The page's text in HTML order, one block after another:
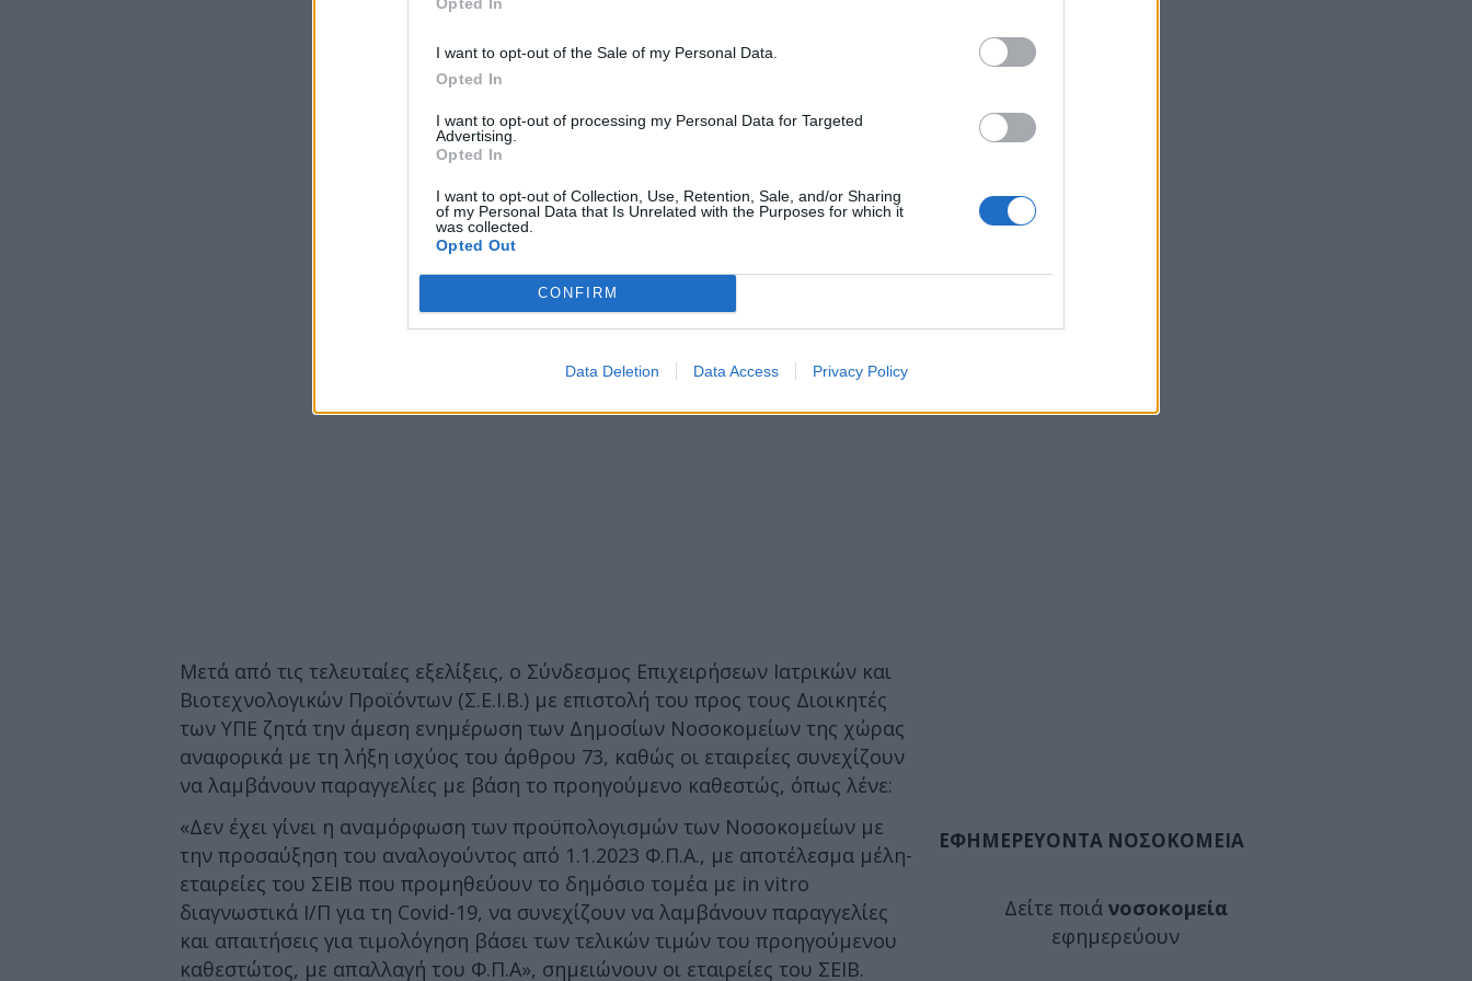
I want to opt-out of the Sale of my Personal Data.
Opted In
I want to opt-out of processing my Personal Data for Targeted
Advertising.
Opted In
I want to opt-out of Collection, Use, Retention, Sale, and/or Sharing
of my Personal Data that Is Unrelated with the Purposes for which it
was collected.
Opted Out
CONFIRM
Data Deletion Data Access Privacy Policy
Μετά από τις τελευταίες εξελίξεις, ο Σύνδεσμος Επιχειρήσεων Ιατρικών και
Βιοτεχνολογικών Προϊόντων (Σ.Ε.Ι.Β.) με επιστολή του προς τους Διοικητές
των ΥΠΕ ζητά την άμεση ενημέρωση των Δημοσίων Νοσοκομείων της χώρας
αναφορικά με τη λήξη ισχύος του άρθρου 73, καθώς οι εταιρείες συνεχίζουν
να λαμβάνουν παραγγελίες με βάση το προηγούμενο καθεστώς, όπως λένε:
«Δεν έχει γίνει η αναμόρφωση των προϋπολογισμών των Νοσοκομείων με
την προσαύξηση του αναλογούντος από 1.1.2023 Φ.Π.Α., με αποτέλεσμα μέλη-
εταιρείες του ΣΕΙΒ που προμηθεύουν το δημόσιο τομέα με in vitro
διαγνωστικά Ι/Π για τη Covid-19, να συνεχίζουν να λαμβάνουν παραγγελίες
και απαιτήσεις για τιμολόγηση βάσει των τελικών τιμών του προηγούμενου
καθεστώτος, με απαλλαγή του Φ.Π.Α», σημειώνουν οι εταιρείες του ΣΕΙΒ.
ΕΦΗΜΕΡΕΥΟΝΤΑ ΝΟΣΟΚΟΜΕΙΑ
Δείτε ποιά νοσοκομεία
εφημερεύουν